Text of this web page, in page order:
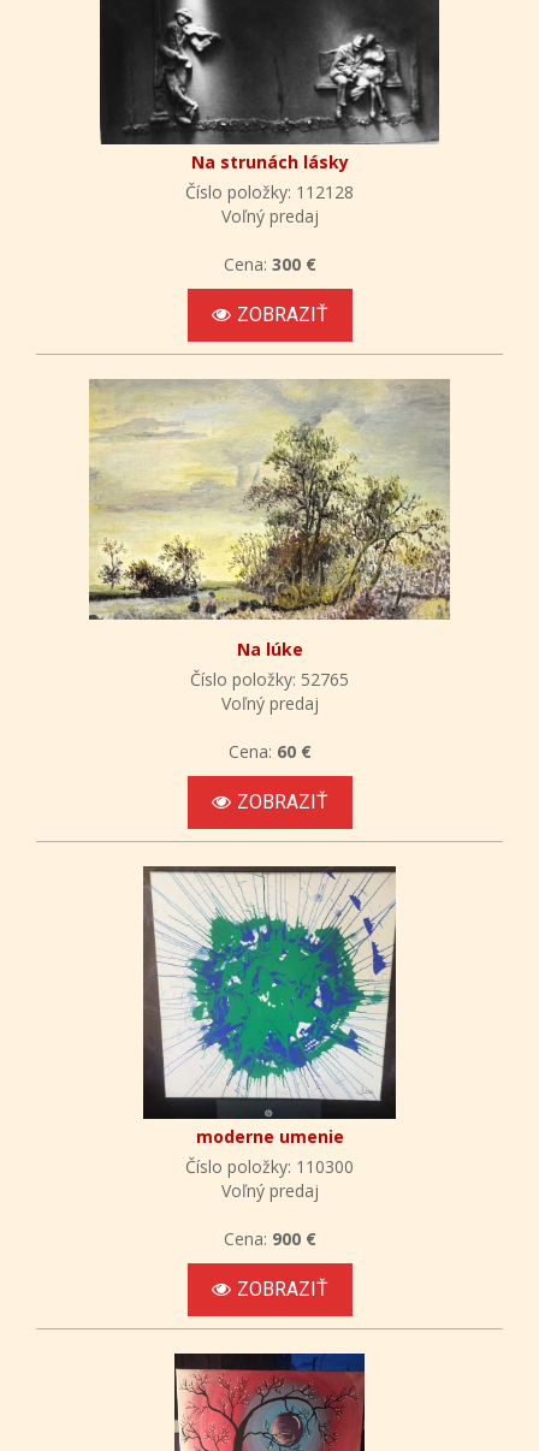
Na strunách lásky
Číslo položky: 112128
Voľný predaj
Cena: 300 €
ZOBRAZIŤ
Na lúke
Číslo položky: 52765
Voľný predaj
Cena: 60 €
ZOBRAZIŤ
moderne umenie
Číslo položky: 110300
Voľný predaj
Cena: 900 €
ZOBRAZIŤ